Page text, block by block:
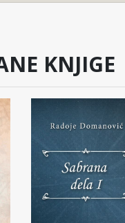
KNJIGE